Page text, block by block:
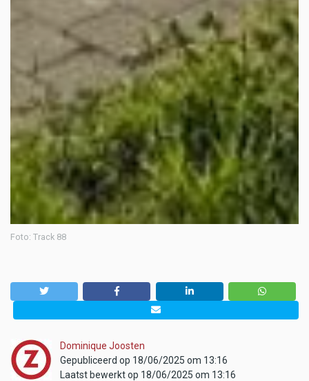
Foto: Track 88
Dominique Joosten
Gepubliceerd op 18/06/2025 om 13:16
Laatst bewerkt op 18/06/2025 om 13:16